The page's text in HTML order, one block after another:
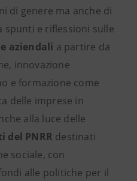
di genere ma anche di
spunti e riflessioni sulle
aziendali a partire da
innovazione
e formazione come
delle imprese in
alla luce delle
del PNRR destinati
sociale, con
alle politiche per il